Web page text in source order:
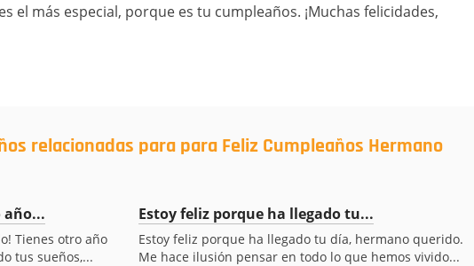
el más especial, porque es tu cumpleaños. ¡Muchas felicidades,
relacionadas para para Feliz Cumpleaños Hermano
año...
Tienes otro año
tus sueños,...
Estoy feliz porque ha llegado tu...
Estoy feliz porque ha llegado tu día, hermano querido.
Me hace ilusión pensar en todo lo que hemos vivido...